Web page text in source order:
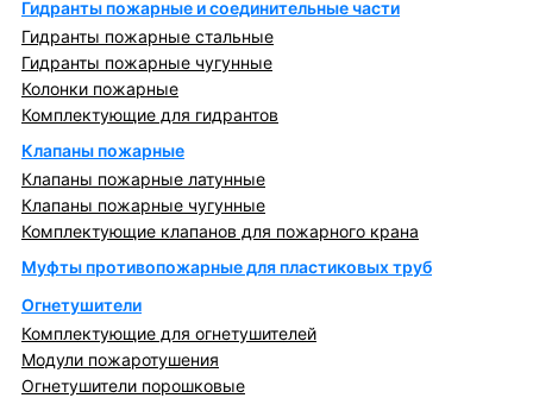
Гидранты пожарные и соединительные части
Гидранты пожарные стальные
Гидранты пожарные чугунные
Колонки пожарные
Комплектующие для гидрантов
Клапаны пожарные
Клапаны пожарные латунные
Клапаны пожарные чугунные
Комплектующие клапанов для пожарного крана
Муфты противопожарные для пластиковых труб
Огнетушители
Комплектующие для огнетушителей
Модули пожаротушения
Огнетушители порошковые